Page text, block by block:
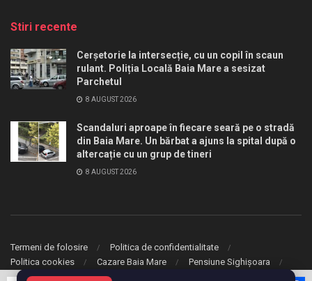
Stiri recente
Cerșetorie la intersecție, cu un copil în scaun
rulant. Poliția Locală Baia Mare a sesizat
Parchetul
8 AUGUST 2026
Scandaluri aproape în fiecare seară pe o stradă
din Baia Mare. Un bărbat a ajuns la spital după o
altercație cu un grup de tineri
8 AUGUST 2026
Termeni de folosire
Politica de confidentialitate
Politica cookies
Cazare Baia Mare Pensiune Sighișoara